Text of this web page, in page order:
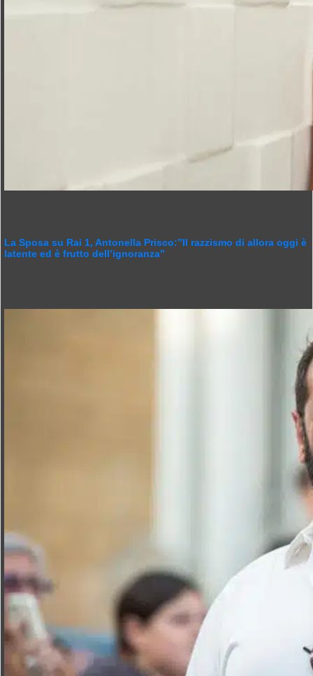
La Sposa su Rai 1, Antonella Prisco:”Il razzismo di allora oggi è
latente ed è frutto dell’ignoranza”